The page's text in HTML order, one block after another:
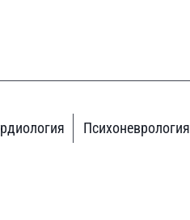
Психоневрология